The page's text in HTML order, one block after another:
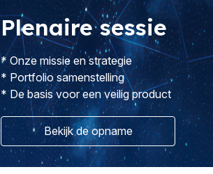
Plenaire sessie
* Onze missie en strategie
* Portfolio samenstelling
* De basis voor een veilig product
Bekijk de opname